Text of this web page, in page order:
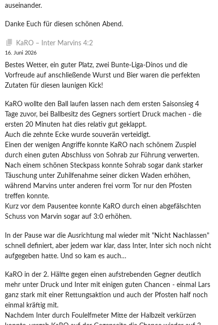
auseinander.
Danke Euch für diesen schönen Abend.
KaRO – Inter Marvins 4:2
16. Juni 2026
Bestes Wetter, ein guter Platz, zwei Bunte-Liga-Dinos und die
Vorfreude auf anschließende Wurst und Bier waren die perfekten
Zutaten für diesen launigen Kick!
KaRO wollte den Ball laufen lassen nach dem ersten Saisonsieg 4
Tage zuvor, bei Ballbesitz des Gegners sortiert Druck machen - die
ersten 20 Minuten hat dies relativ gut geklappt.
Auch die zehnte Ecke wurde souverän verteidigt.
Einen der wenigen Angriffe konnte KaRO nach schönem Zuspiel
durch einen guten Abschluss von Sohrab zur Führung verwerten.
Nach einem schönen Steckpass konnte Sohrab sogar dank starker
Täuschung unter Zuhilfenahme seiner dicken Waden erhöhen,
während Marvins unter anderen frei vorm Tor nur den Pfosten
treffen konnte.
Kurz vor dem Pausentee konnte KaRO durch einen abgefälschten
Schuss von Marvin sogar auf 3:0 erhöhen.
In der Pause war die Ausrichtung mal wieder mit "Nicht Nachlassen"
schnell definiert, aber jedem war klar, dass Inter, Inter sich noch nicht
aufgegeben hatte. Und so kam es auch…
KaRO in der 2. Hälfte gegen einen aufstrebenden Gegner deutlich
mehr unter Druck und Inter mit einigen guten Chancen - einmal Lars
ganz stark mit einer Rettungsaktion und auch der Pfosten half noch
einmal kräftig mit.
Nachdem Inter durch Foulelfmeter Mitte der Halbzeit verkürzen